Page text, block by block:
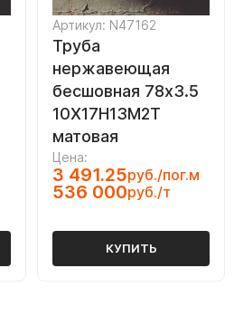
Артикул: N47162
Труба
нержавеющая
бесшовная 78х3.5
10Х17Н13М2Т
матовая
Цена:
3 491.25руб./пог.м
536 000руб./т
КУПИТЬ